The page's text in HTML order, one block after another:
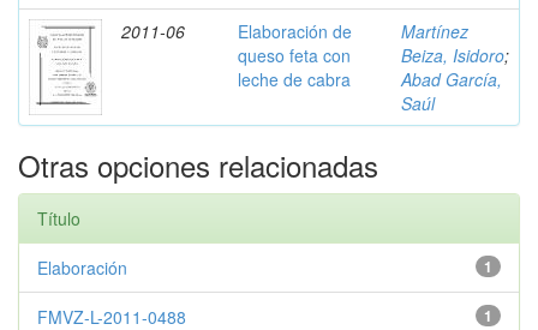
2011-06
Elaboración de
queso feta con
leche de cabra
Martínez
Beiza, Isidoro;
Abad García,
Saúl
Otras opciones relacionadas
Título
1
Elaboración
1
FMVZ-L-2011-0488